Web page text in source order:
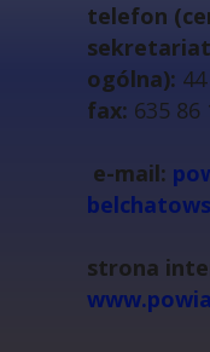
telefon
ogólna):
fax: 635 86
e-mail:
strona